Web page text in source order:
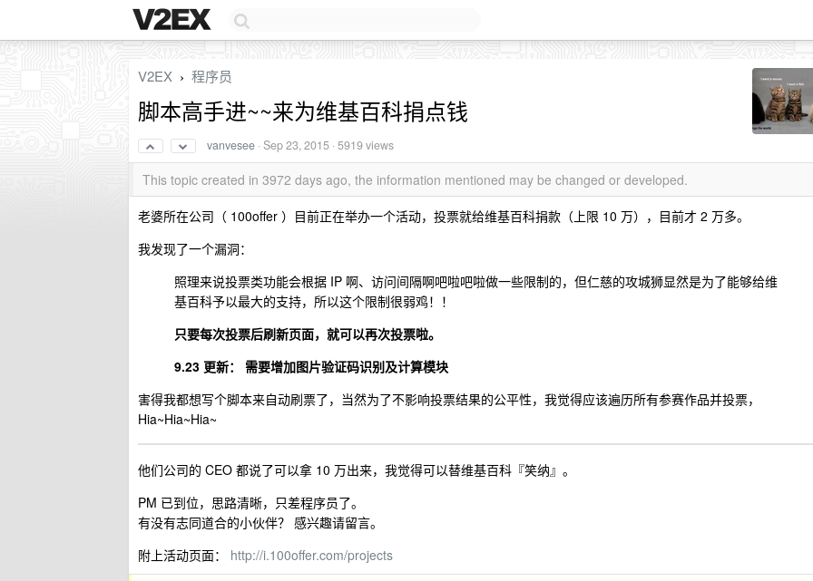
V2EX › 程序员
脚本高手进~~来为维基百科捐点钱
vanvesee ·Sep 23, 2015 · 5919 views
This topic created in 3972 days ago, the information mentioned may be changed or developed.
老婆所在公司（ 100offer ）目前正在举办一个活动，投票就给维基百科捐款（上限 10 万），目前才 2 万多。
我发现了一个漏洞：
照理来说投票类功能会根据 IP 啊、访问间隔啊吧啦吧啦做一些限制的，但仁慈的攻城狮显然是为了能够给维
基百科予以最大的支持，所以这个限制很弱鸡！！
只要每次投票后刷新页面，就可以再次投票啦。
9.23 更新： 需要增加图片验证码识别及计算模块
害得我都想写个脚本来自动刷票了，当然为了不影响投票结果的公平性，我觉得应该遍历所有参赛作品并投票，
Hia~Hia~Hia~
他们公司的 CEO 都说了可以拿 10 万出来，我觉得可以替维基百科『笑纳』。
PM 已到位，思路清晰，只差程序员了。
有没有志同道合的小伙伴？ 感兴趣请留言。
附上活动页面： http://i.100offer.com/projects